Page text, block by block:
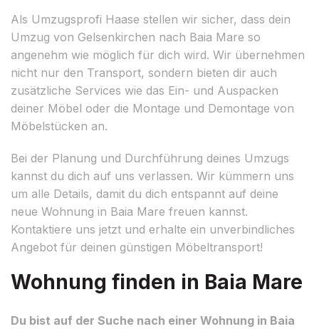
Als Umzugsprofi Haase stellen wir sicher, dass dein
Umzug von Gelsenkirchen nach Baia Mare so
angenehm wie möglich für dich wird. Wir übernehmen
nicht nur den Transport, sondern bieten dir auch
zusätzliche Services wie das Ein- und Auspacken
deiner Möbel oder die Montage und Demontage von
Möbelstücken an.
Bei der Planung und Durchführung deines Umzugs
kannst du dich auf uns verlassen. Wir kümmern uns
um alle Details, damit du dich entspannt auf deine
neue Wohnung in Baia Mare freuen kannst.
Kontaktiere uns jetzt und erhalte ein unverbindliches
Angebot für deinen günstigen Möbeltransport!
Wohnung finden in Baia Mare
Du bist auf der Suche nach einer Wohnung in Baia